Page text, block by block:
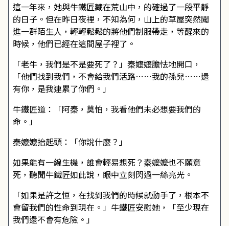
這一年來，她與牛鐵匠藏在荒山中，的確過了一段平靜
的日子。但在昨日夜裡，不知為何，山上的草屋突然闖
進一群陌生人，輕輕鬆鬆的將他們制服帶走，等醒來的
時候，他們已經在這間屋子裡了。
「老牛，我們是不是要死了？」秦嬤嬤膽怯地開口，
「他們找到我們，不會給我們活路……我的孫兒……還
有你，是我連累了你們。」
牛鐵匠道：「阿秦，莫怕，我看他們未必想要我們的
命。」
秦嬤嬤抬起頭：「你說什麼？」
如果能有一線生機，誰會輕易想死？秦嬤嬤也不願意
死，聽聞牛鐵匠如此說，眼中立刻閃過一絲亮光。
「如果是許之恒，在找到我們的時候就動手了，根本不
會留我們的性命到現在。」牛鐵匠安慰她，「至少現在
我們還不會有危險。」